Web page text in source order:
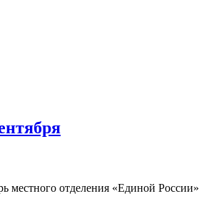
отделения «Единой